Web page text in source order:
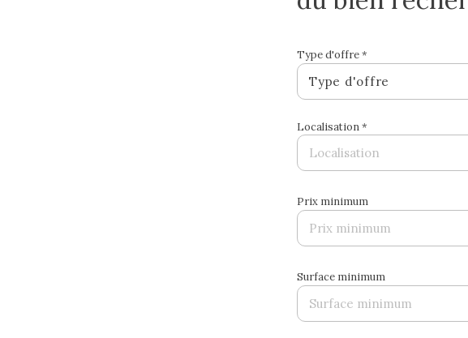
Type d'offre *
Type d'offre
Localisation *
Prix minimum
Surface minimum